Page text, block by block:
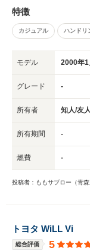
特徴
カジュアル ハンドリ
モデル 2000年1
グレード -
所有者 知人/友
所有期間 -
燃費 -
投稿者：ももサブロー（青森
トヨタ WiLL Vi
総合評価 5